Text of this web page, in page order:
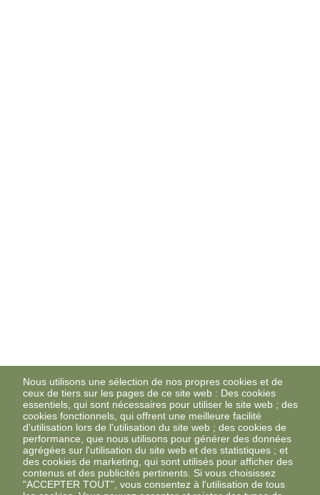
Nous utilisons une sélection de nos propres cookies et de
ceux de tiers sur les pages de ce site web : Des cookies
essentiels, qui sont nécessaires pour utiliser le site web ; des
cookies fonctionnels, qui offrent une meilleure facilité
d'utilisation lors de l'utilisation du site web ; des cookies de
performance, que nous utilisons pour générer des données
agrégées sur l'utilisation du site web et des statistiques ; et
des cookies de marketing, qui sont utilisés pour afficher des
contenus et des publicités pertinents. Si vous choisissez
"ACCEPTER TOUT", vous consentez à l'utilisation de tous